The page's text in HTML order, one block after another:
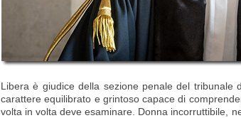
Libera è giudice della sezione penale del
carattere equilibrato e grintoso capace di
volta in volta deve esaminare. Donna incorruttibile,